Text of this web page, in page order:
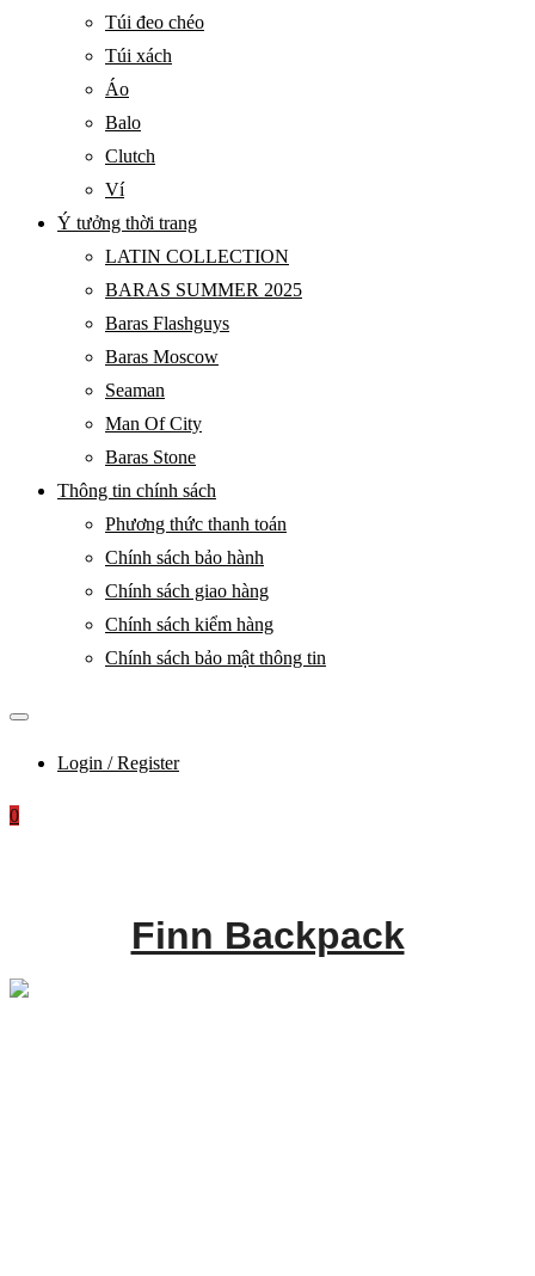
Túi đeo chéo
Túi xách
Áo
Balo
Clutch
Ví
Ý tưởng thời trang
LATIN COLLECTION
BARAS SUMMER 2025
Baras Flashguys
Baras Moscow
Seaman
Man Of City
Baras Stone
Thông tin chính sách
Phương thức thanh toán
Chính sách bảo hành
Chính sách giao hàng
Chính sách kiểm hàng
Chính sách bảo mật thông tin
Login / Register
0
Finn Backpack